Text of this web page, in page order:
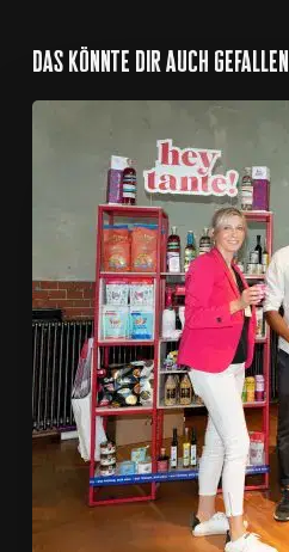
das könnte dir auch gefallen
COFFEE
dem
Franchiseforum
2024